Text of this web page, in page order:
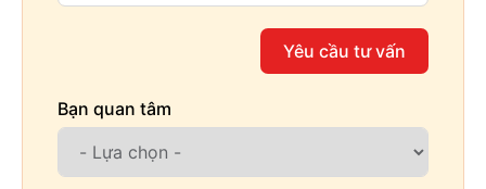
Yêu cầu tư vấn
Bạn quan tâm